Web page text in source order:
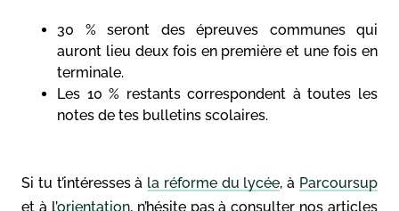
30 % seront des épreuves communes qui
auront lieu deux fois en première et une fois en
terminale.
Les 10 % restants correspondent à toutes les
notes de tes bulletins scolaires.
Si tu t’intéresses à la réforme du lycée, à Parcoursup
et à l’orientation, n’hésite pas à consulter nos articles